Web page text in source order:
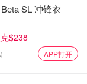
SL 冲锋衣
$238
APP打开